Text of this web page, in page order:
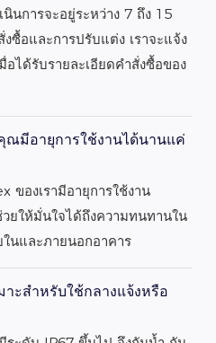
นการจะอยู่ระหว่าง 7 ถึง 15
ซื้อและการปรับแต่ง เราจะแจ้ง
อได้รับรายละเอียดคำสั่งซื้อของ
ณมีอายุการใช้งานได้นานแค่
ของเรามีอายุการใช้งาน
ยให้มั่นใจได้ถึงความทนทานใน
ในและภายนอกอาคาร
ะสำหรับใช้กลางแจ้งหรือ